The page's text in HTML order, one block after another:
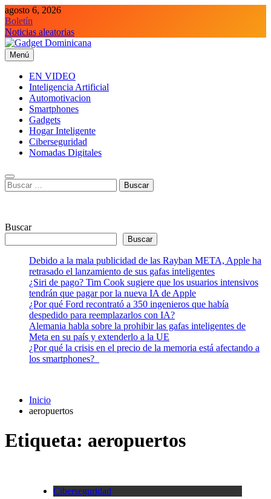
Saltar
al
contenido
agosto 6, 2026
Boletín
Noticias aleatorias
Gadget Dominicana
Gadgets y Tecnología de consumo
Menú
EN VIDEO
Inteligencia Artificial
Automotivacion
Smartphones
Gadgets
Hogar Inteligente
Ciberseguridad
Nomadas Digitales
Buscar:
Buscar
Buscar
Debido a la mala publicidad de las Rayban META, Apple ha
retrasado el lanzamiento de sus gafas inteligentes
¿Siri de pago? Tim Cook sugiere que los usuarios intensivos
tendrán que pagar por la nueva IA de Apple
¿Por qué Ford recontrató a 350 ingenieros que había
despedido para reemplazarlos con IA?
Alemania habla sobre la prohibir las gafas inteligentes de
Meta en su país y extenderlo a la UE
¿Por qué la crisis en el precio de la memoria está afectando a
los smartphones?
Inicio
aeropuertos
Etiqueta: aeropuertos
Ciberseguridad